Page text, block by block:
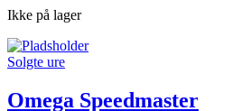
Ikke på lager
Solgte ure
Omega Speedmaster